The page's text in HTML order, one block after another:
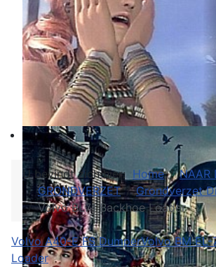
U bevindt zich hier: Home
NAAR
GRONDVERZET
Grondverzet
Volvo BL71 Backhoe Loader
Volvo A40-E FS DumperVolvo BM
Loader